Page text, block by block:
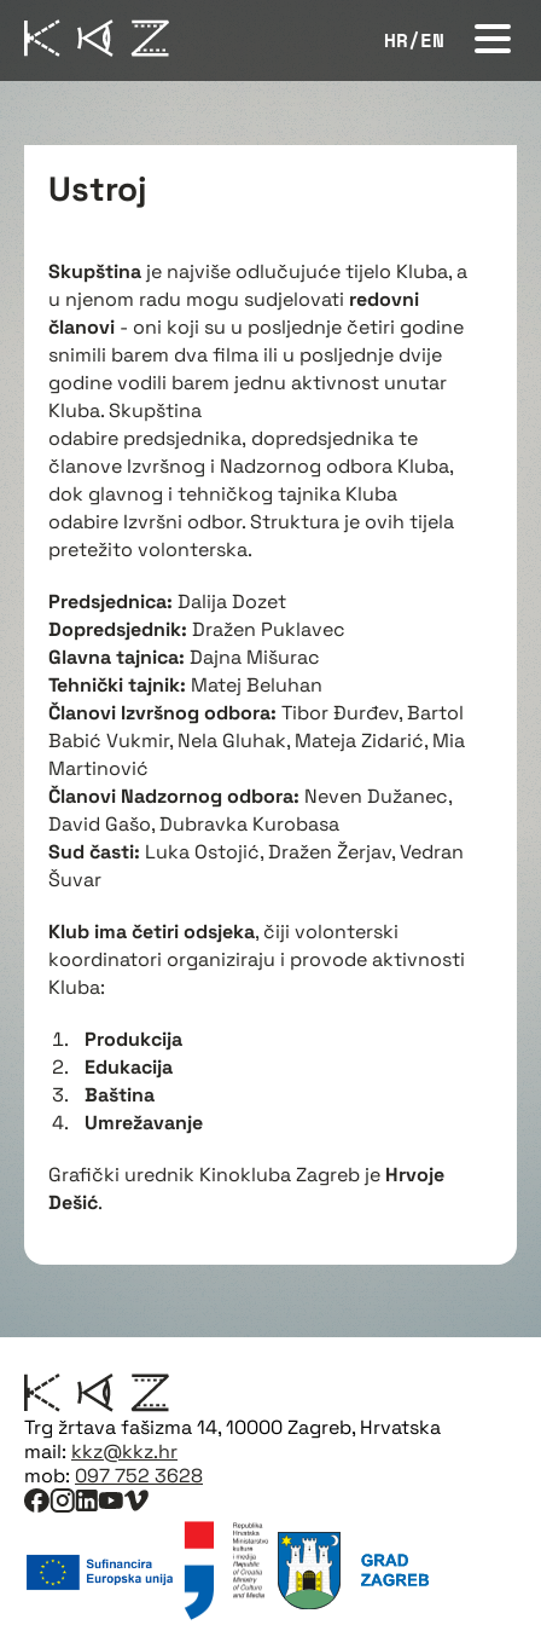
HR/EN
Ustroj
Skupština je najviše odlučujuće tijelo Kluba, a
u njenom radu mogu sudjelovati redovni
članovi - oni koji su u posljednje četiri godine
snimili barem dva filma ili u posljednje dvije
godine vodili barem jednu aktivnost unutar
Kluba. Skupština
odabire predsjednika, dopredsjednika te
članove Izvršnog i Nadzornog odbora Kluba,
dok glavnog i tehničkog tajnika Kluba
odabire Izvršni odbor. Struktura je ovih tijela
pretežito volonterska.
Predsjednica: Dalija Dozet
Dopredsjednik: Dražen Puklavec
Glavna tajnica: Dajna Mišurac
Tehnički tajnik: Matej Beluhan
Članovi Izvršnog odbora: Tibor Đurđev, Bartol
Babić Vukmir, Nela Gluhak, Mateja Zidarić, Mia
Martinović
Članovi Nadzornog odbora: Neven Dužanec,
David Gašo, Dubravka Kurobasa
Sud časti: Luka Ostojić, Dražen Žerjav, Vedran
Šuvar
Klub ima četiri odsjeka, čiji volonterski
koordinatori organiziraju i provode aktivnosti
Kluba:
Produkcija
Edukacija
Baština
Umrežavanje
Grafički urednik Kinokluba Zagreb je Hrvoje
Dešić.
Trg žrtava fašizma 14, 10000 Zagreb, Hrvatska
mail: kkz@kkz.hr
mob: 097 752 3628